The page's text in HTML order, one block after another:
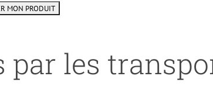
les